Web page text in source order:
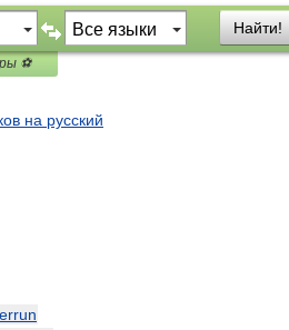
Найти!
⚽
на русский